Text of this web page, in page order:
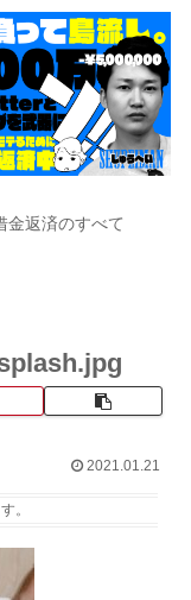
金返済のすべて
2021.01.21
。